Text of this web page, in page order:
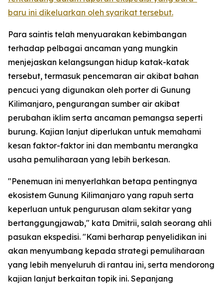
baru ini dikeluarkan oleh syarikat tersebut.
Para saintis telah menyuarakan kebimbangan
terhadap pelbagai ancaman yang mungkin
menjejaskan kelangsungan hidup katak-katak
tersebut, termasuk pencemaran air akibat bahan
pencuci yang digunakan oleh porter di Gunung
Kilimanjaro, pengurangan sumber air akibat
perubahan iklim serta ancaman pemangsa seperti
burung. Kajian lanjut diperlukan untuk memahami
kesan faktor-faktor ini dan membantu merangka
usaha pemuliharaan yang lebih berkesan.
"Penemuan ini menyerlahkan betapa pentingnya
ekosistem Gunung Kilimanjaro yang rapuh serta
keperluan untuk pengurusan alam sekitar yang
bertanggungjawab," kata Dmitrii, salah seorang ahli
pasukan ekspedisi. "Kami berharap penyelidikan ini
akan menyumbang kepada strategi pemuliharaan
yang lebih menyeluruh di rantau ini, serta mendorong
kajian lanjut berkaitan topik ini. Sepanjang